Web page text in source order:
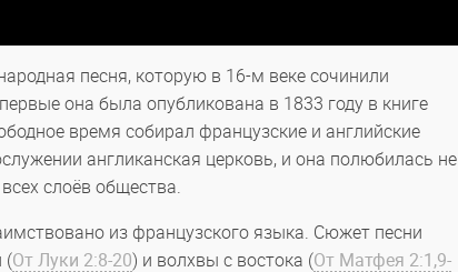
песня, которую в 16-м веке сочинили
она была опубликована в 1833 году в книге
время собирал французские и английские
англиканская церковь, и она полюбилась не
слоёв общества.
из французского языка. Сюжет песни
(От Луки 2:8-20) и волхвы с востока (От Матфея 2:1,9-